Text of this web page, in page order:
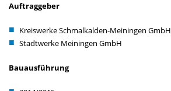
Auftraggeber
Kreiswerke Schmalkalden-Meiningen GmbH
Stadtwerke Meiningen GmbH
Bauausführung